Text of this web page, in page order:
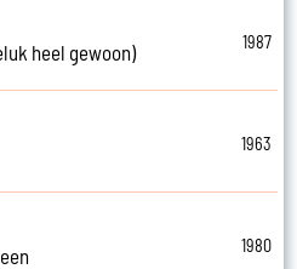
heel gewoon)
1987
1963
1980